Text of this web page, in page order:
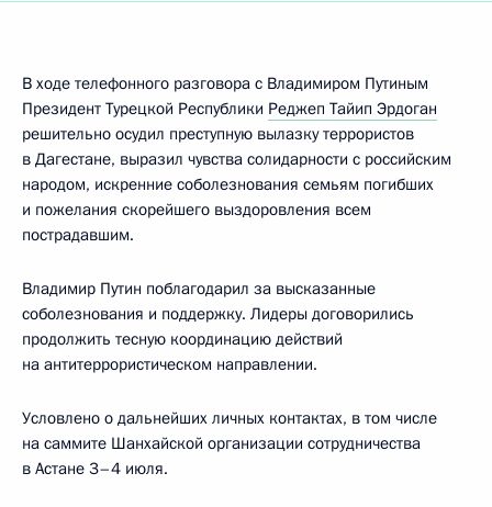
В ходе телефонного разговора с Владимиром Путиным
Президент Турецкой Республики Реджеп Тайип Эрдоган
решительно осудил преступную вылазку террористов
в Дагестане, выразил чувства солидарности с российским
народом, искренние соболезнования семьям погибших
и пожелания скорейшего выздоровления всем
пострадавшим.
Владимир Путин поблагодарил за высказанные
соболезнования и поддержку. Лидеры договорились
продолжить тесную координацию действий
на антитеррористическом направлении.
Условлено о дальнейших личных контактах, в том числе
на саммите Шанхайской организации сотрудничества
в Астане 3–4 июля.